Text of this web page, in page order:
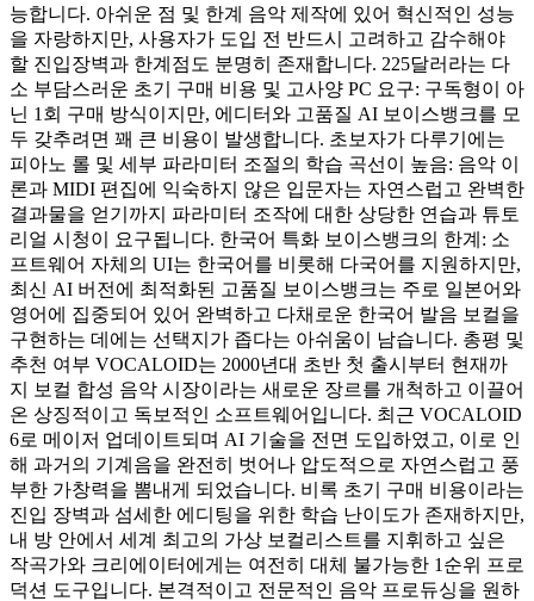
능합니다. 아쉬운 점 및 한계 음악 제작에 있어 혁신적인 성능
을 자랑하지만, 사용자가 도입 전 반드시 고려하고 감수해야
할 진입장벽과 한계점도 분명히 존재합니다. 225달러라는 다
소 부담스러운 초기 구매 비용 및 고사양 PC 요구: 구독형이 아
닌 1회 구매 방식이지만, 에디터와 고품질 AI 보이스뱅크를 모
두 갖추려면 꽤 큰 비용이 발생합니다. 초보자가 다루기에는
피아노 롤 및 세부 파라미터 조절의 학습 곡선이 높음: 음악 이
론과 MIDI 편집에 익숙하지 않은 입문자는 자연스럽고 완벽한
결과물을 얻기까지 파라미터 조작에 대한 상당한 연습과 튜토
리얼 시청이 요구됩니다. 한국어 특화 보이스뱅크의 한계: 소
프트웨어 자체의 UI는 한국어를 비롯해 다국어를 지원하지만,
최신 AI 버전에 최적화된 고품질 보이스뱅크는 주로 일본어와
영어에 집중되어 있어 완벽하고 다채로운 한국어 발음 보컬을
구현하는 데에는 선택지가 좁다는 아쉬움이 남습니다. 총평 및
추천 여부 VOCALOID는 2000년대 초반 첫 출시부터 현재까
지 보컬 합성 음악 시장이라는 새로운 장르를 개척하고 이끌어
온 상징적이고 독보적인 소프트웨어입니다. 최근 VOCALOID
6로 메이저 업데이트되며 AI 기술을 전면 도입하였고, 이로 인
해 과거의 기계음을 완전히 벗어나 압도적으로 자연스럽고 풍
부한 가창력을 뽐내게 되었습니다. 비록 초기 구매 비용이라는
진입 장벽과 섬세한 에디팅을 위한 학습 난이도가 존재하지만,
내 방 안에서 세계 최고의 가상 보컬리스트를 지휘하고 싶은
작곡가와 크리에이터에게는 여전히 대체 불가능한 1순위 프로
덕션 도구입니다. 본격적이고 전문적인 음악 프로듀싱을 원하